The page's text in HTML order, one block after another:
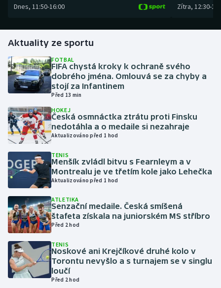
Curling
Dostihy
Florbal
Futsal
Gymnastika
Házená
Jezdectví
Judo
Krasobruslení
Lezení
Lyže a snowboard
Dnes, 11:50-16:00 Zítra, 12:30-
Aktuality ze sportu
FOTBAL
FIFA chystá kroky k ochraně svého
dobrého jména. Omlouvá se za chyby a
stojí za Infantinem
Před 13 min
HOKEJ
Česká osmnáctka ztrátu proti Finsku
nedotáhla a o medaile si nezahraje
Aktualizováno před 1 hod
TENIS
Menšík zvládl bitvu s Fearnleym a v
Montrealu je ve třetím kole jako Lehečka
Aktualizováno před 1 hod
ATLETIKA
Senzační medaile. Česká smíšená
štafeta získala na juniorském MS stříbro
Před 2 hod
TENIS
Noskové ani Krejčíkové druhé kolo v
Torontu nevyšlo a s turnajem se v singlu
loučí
Před 2 hod